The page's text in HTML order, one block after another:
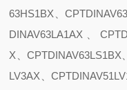
63HS1BX、
DINAV63LA1AX、
X、CPTDINAV63LS1BX
LV3AX、